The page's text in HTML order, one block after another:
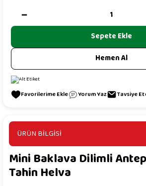
Sepete Ekle
Hemen Al
Yorum Yaz Tavsiye Et
ÜRÜN BİLGİSİ
Mini Baklava Dilimli Antep
Tahin Helva